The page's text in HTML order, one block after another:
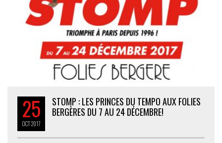
25
OCT2017
STOMP : LES PRINCES DU TEMPO AUX FOLIES
BERGÈRES DU 7 AU 24 DÉCEMBRE!